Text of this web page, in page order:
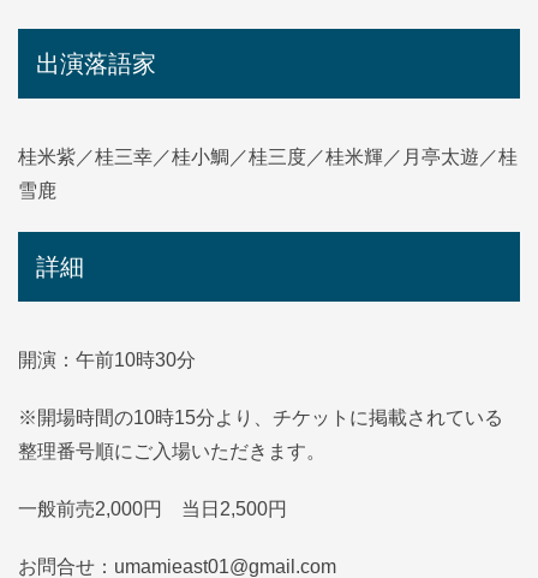
出演落語家
桂米紫／桂三幸／桂小鯛／桂三度／桂米輝／月亭太遊／桂
雪鹿
詳細
開演：午前10時30分
※開場時間の10時15分より、チケットに掲載されている
整理番号順にご入場いただきます。
一般前売2,000円 当日2,500円
お問合せ：umamieast01@gmail.com